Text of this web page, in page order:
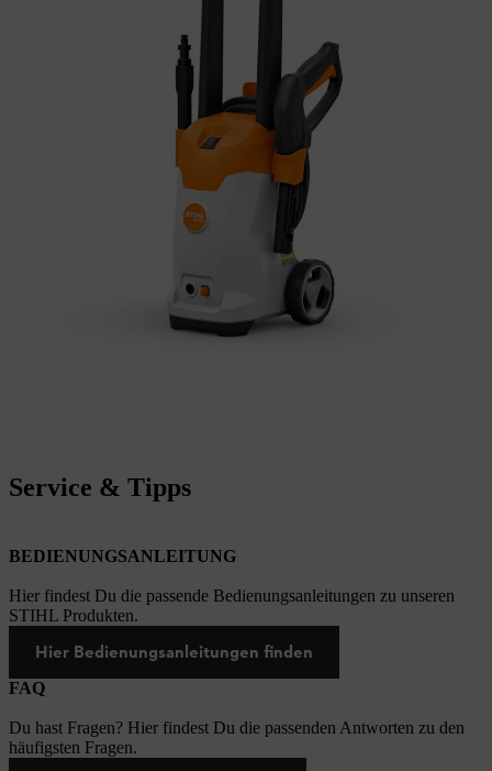
Service & Tipps
BEDIENUNGSANLEITUNG
Hier findest Du die passende Bedienungsanleitungen zu unseren
STIHL Produkten.
Hier Bedienungsanleitungen finden
FAQ
Du hast Fragen? Hier findest Du die passenden Antworten zu den
häufigsten Fragen.